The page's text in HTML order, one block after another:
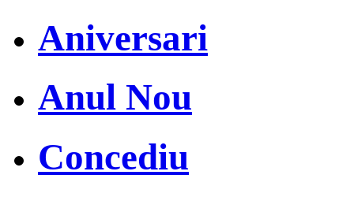
Aniversari
Anul Nou
Concediu